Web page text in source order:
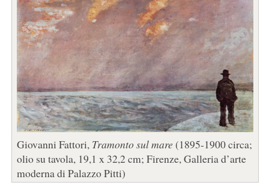
Giovanni Fattori, Tramonto sul mare (1895-1900 circa;
olio su tavola, 19,1 x 32,2 cm; Firenze, Galleria d’arte
moderna di Palazzo Pitti)